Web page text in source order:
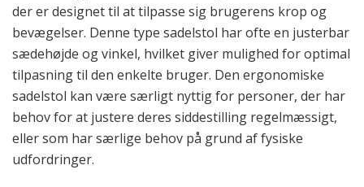
der er designet til at tilpasse sig brugerens krop og
bevægelser. Denne type sadelstol har ofte en justerbar
sædehøjde og vinkel, hvilket giver mulighed for optimal
tilpasning til den enkelte bruger. Den ergonomiske
sadelstol kan være særligt nyttig for personer, der har
behov for at justere deres siddestilling regelmæssigt,
eller som har særlige behov på grund af fysiske
udfordringer.